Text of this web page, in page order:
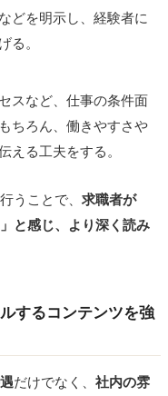
どを明示し、経験者に
る。
スなど、仕事の条件面
ちろん、働きやすさや
える工夫をする。
うことで、 求職者が
と感じ、より深く読み
するコンテンツを強
だけでなく、 社内の雰